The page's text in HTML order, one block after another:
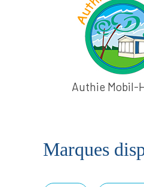
Authie Mobil-
Marques